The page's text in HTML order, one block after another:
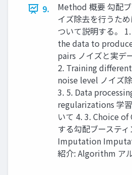
9.
Method 概要 勾配
イズ除去を⾏うた
ついて説明する。
the data to
pairs ノイズと実デ
2. Training
noise level ノイズ
3. 5. Data
regularizations 学
いて 4. 3. Choice
する勾配ブーステ
Imputation
紹介: Algorithm ア